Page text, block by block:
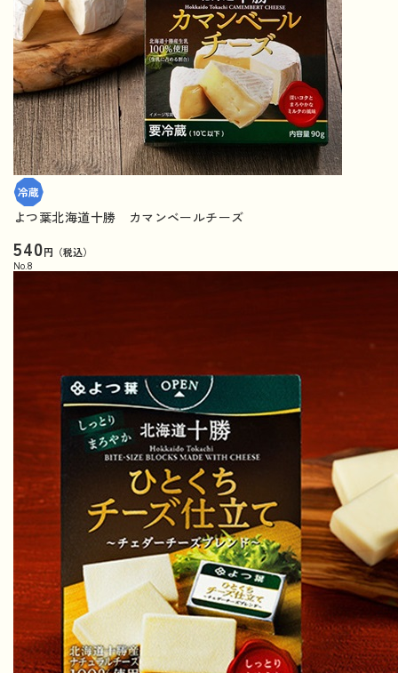
よつ葉北海道十勝 カマンベールチーズ
540円（税込）
No. 8